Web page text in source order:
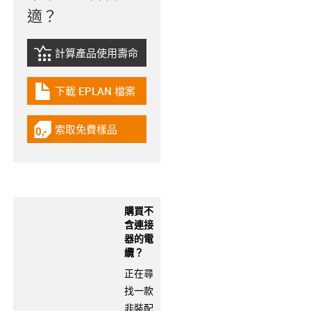
適？
igus-icon-lebensdauerrechner
計算產品使用壽命
igus-icon-download-plan
下載 EPLAN 檔案
igus-icon-gratismuster
索取免費樣品
購買不
含連接
器的電
纜？
正在尋
找一款
非裝配